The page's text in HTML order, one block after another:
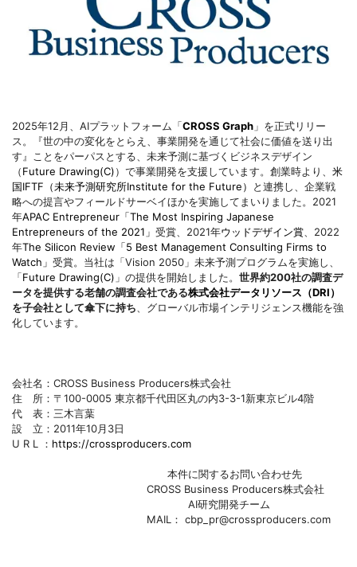
2025年12月、AIプラットフォーム「CROSS Graph 」を正式リリー
ス。『世の中の変化をとらえ、事業開発を通じて社会に価値を送り出
す』ことをパーパスとする、未来予測に基づくビジネスデザイン
（Future Drawing(C)）で事業開発を支援しています。創業時より、 米
国IFTF（未来予測研究所Institute for the Future）
と連携し、企業戦
略への提言やフィールドサーベイほかを実施してまいりました。2021
年APAC Entrepreneur「The Most Inspiring Japanese
Entrepreneurs of the 2021」 受賞、2021年ウッドデザイン賞 、2022
年The Silicon Review「5 Best Management Consulting Firms to
Watch」 受賞。当社は「Vision 2050」未来予測プログラムを実施し、
「Future Drawing(C) 」の提供を開始しました。 世界約200社の調査デ
ータを提供する老舗の調査会社である株式会社データリソース（DRI）
を子会社として傘下に持ち 、グローバル市場インテリジェンス機能を強
化しています。
会社名：CROSS Business Producers株式会社
住 所：〒100-0005 東京都千代田区丸の内3-3-1新東京ビル4階
代 表：三木言葉
設 立：2011年10月3日
U R L ： https://crossproducers.com
本件に関するお問い合わせ先
CROSS Business Producers株式会社
AI研究開発チーム
MAIL： cbp_pr@crossproducers.com